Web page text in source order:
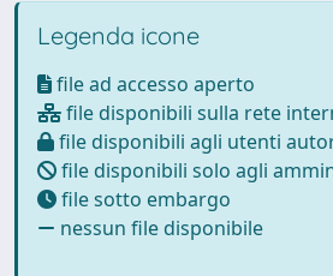
Legenda icone
file ad accesso aperto
file disponibili sulla rete
file disponibili agli utenti
file disponibili solo agli
file sotto embargo
nessun file disponibile